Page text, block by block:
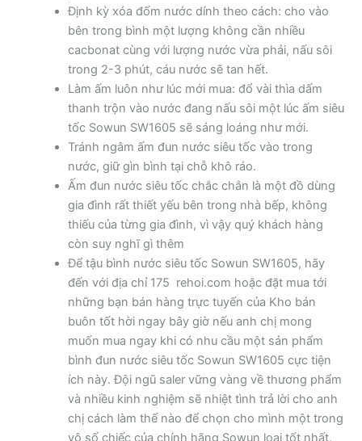
Định kỳ xóa đốm nước dính theo cách: cho vào
bên trong bình một lượng không cần nhiều
cacbonat cùng với lượng nước vừa phải, nấu sôi
trong 2-3 phút, cáu nước sẽ tan hết.
Làm ấm luôn như lúc mới mua: đổ vài thìa dấm
thanh trộn vào nước đang nấu sôi một lúc ấm siêu
tốc Sowun SW1605 sẽ sáng loáng như mới.
Tránh ngâm ấm đun nước siêu tốc vào trong
nước, giữ gìn bình tại chỗ khô ráo.
Ấm đun nước siêu tốc chắc chắn là một đồ dùng
gia đình rất thiết yếu bên trong nhà bếp, không
thiếu của từng gia đình, vì vậy quý khách hàng
còn suy nghĩ gì thêm
Để tậu bình nước siêu tốc Sowun SW1605, hãy
đến với địa chỉ 175 rehoi.com hoặc đặt mua tới
những bạn bán hàng trực tuyến của Kho bán
buôn tốt hời ngay bây giờ nếu anh chị mong
muốn mua ngay khi có nhu cầu một sản phẩm
bình đun nước siêu tốc Sowun SW1605 cực tiện
ích này. Đội ngũ saler vững vàng về thương phẩm
và nhiều kinh nghiệm sẽ nhiệt tình trả lời cho anh
chị cách làm thế nào để chọn cho mình một trong
vô số chiếc của chính hãng Sowun loại tốt nhất,